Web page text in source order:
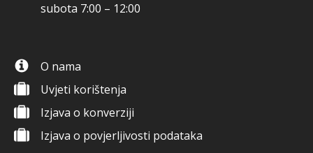
subota 7:00 – 12:00
O nama
Uvjeti korištenja
Izjava o konverziji
Izjava o povjerljivosti podataka